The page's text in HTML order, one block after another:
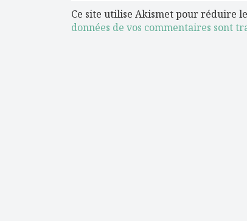
Ce site utilise Akismet pour réduire
données de vos commentaires sont